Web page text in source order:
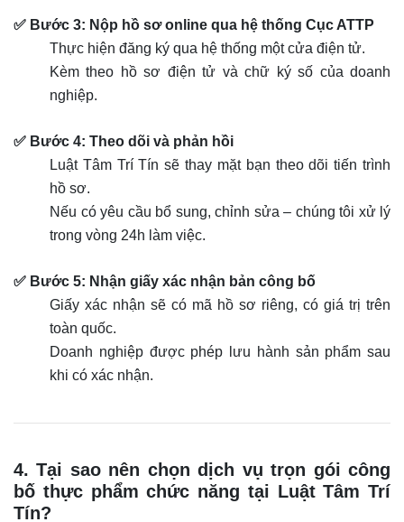
✅ Bước 3: Nộp hồ sơ online qua hệ thống Cục ATTP
Thực hiện đăng ký qua hệ thống một cửa điện tử.
Kèm theo hồ sơ điện tử và chữ ký số của doanh
nghiệp.
✅ Bước 4: Theo dõi và phản hồi
Luật Tâm Trí Tín sẽ thay mặt bạn theo dõi tiến trình
hồ sơ.
Nếu có yêu cầu bổ sung, chỉnh sửa – chúng tôi xử lý
trong vòng 24h làm việc.
✅ Bước 5: Nhận giấy xác nhận bản công bố
Giấy xác nhận sẽ có mã hồ sơ riêng, có giá trị trên
toàn quốc.
Doanh nghiệp được phép lưu hành sản phẩm sau
khi có xác nhận.
4. Tại sao nên chọn dịch vụ trọn gói công
bố thực phẩm chức năng tại Luật Tâm Trí
Tín?